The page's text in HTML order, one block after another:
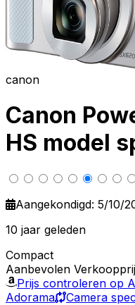
canon
Canon
HS model
Aangekondigd: 5/10/
10 jaar geleden
Compact
Aanbevolen
Prijs controleren op
Adorama
Camera